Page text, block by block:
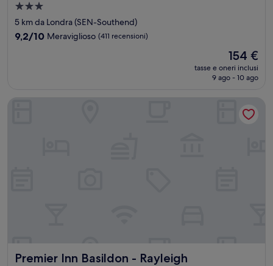
Struttura
a
3.0
5 km da Londra (SEN-Southend)
9.2
9,2/10 Meraviglioso (411 recensioni)
Il
prezzo
attuale
154 €
154 €
tasse e oneri inclusi
9 ago - 10 ago
Premier Inn Basildon - Rayleigh
Premier Inn Basildon - Rayleigh